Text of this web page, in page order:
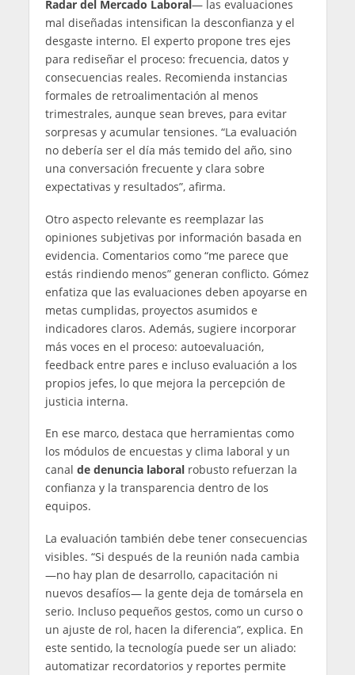
Radar del Mercado Laboral— las evaluaciones
mal diseñadas intensifican la desconfianza y el
desgaste interno. El experto propone tres ejes
para rediseñar el proceso: frecuencia, datos y
consecuencias reales. Recomienda instancias
formales de retroalimentación al menos
trimestrales, aunque sean breves, para evitar
sorpresas y acumular tensiones. “La evaluación
no debería ser el día más temido del año, sino
una conversación frecuente y clara sobre
expectativas y resultados”, afirma.
Otro aspecto relevante es reemplazar las
opiniones subjetivas por información basada en
evidencia. Comentarios como “me parece que
estás rindiendo menos” generan conflicto. Gómez
enfatiza que las evaluaciones deben apoyarse en
metas cumplidas, proyectos asumidos e
indicadores claros. Además, sugiere incorporar
más voces en el proceso: autoevaluación,
feedback entre pares e incluso evaluación a los
propios jefes, lo que mejora la percepción de
justicia interna.
En ese marco, destaca que herramientas como
los módulos de encuestas y clima laboral y un
canal de denuncia laboralrobusto refuerzan la
confianza y la transparencia dentro de los
equipos.
La evaluación también debe tener consecuencias
visibles. “Si después de la reunión nada cambia
—no hay plan de desarrollo, capacitación ni
nuevos desafíos— la gente deja de tomársela en
serio. Incluso pequeños gestos, como un curso o
un ajuste de rol, hacen la diferencia”, explica. En
este sentido, la tecnología puede ser un aliado:
automatizar recordatorios y reportes permite